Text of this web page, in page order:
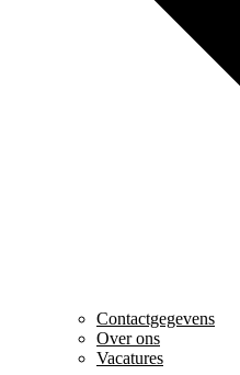
Contactgegevens
Over ons
Vacatures